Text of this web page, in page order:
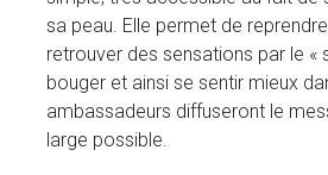
sa peau. Elle permet de
retrouver des sensations par le «
bouger et ainsi se sentir mieux
ambassadeurs diffuseront le
large possible.